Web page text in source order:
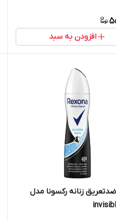
افزودن به سبد
زنانه رکسونا مدل